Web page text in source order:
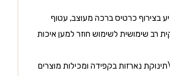
בצירוף כרטיס ברכה מעוצב, עטוף
רב שימושית לשימוש חוזר למען איכות
נארזות בקפידה ומכילות מוצרים